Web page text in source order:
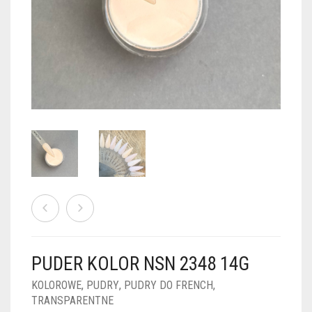
PUDRY BROKATOWE
PUDRY Z DROBINKAMI
PUDRY BUDUJĄCE
PUDRY ŚWIECĄCE
FOIL DIP
PUDER KOLOR NSN 2348 14G
KOLOROWE, PUDRY, PUDRY DO FRENCH,
TRANSPARENTNE